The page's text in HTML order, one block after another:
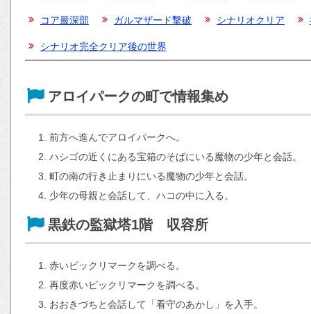
コア最深部 ガルマザード撃破 シナリオクリア
シナリオ完全クリア後の世界
アロイパークの町で情報集め
前方へ進んでアロイパークへ。
ハシゴの近くにある宝箱のそばにいる魔物の少年と会話。
町の南の行き止まりにいる魔物の少年と会話。
少年の母親と会話して、ハコの中に入る。
黒鉄の監獄塔1階 収容所
赤いビックリマークを調べる。
再度赤いビックリマークを調べる。
おおきづちと会話して「看守のあかし」を入手。